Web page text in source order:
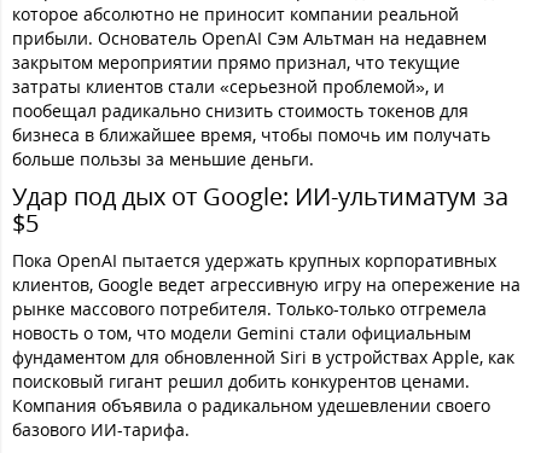
которое абсолютно не приносит компании реальной
прибыли. Основатель OpenAI Сэм Альтман на недавнем
закрытом мероприятии прямо признал, что текущие
затраты клиентов стали «серьезной проблемой», и
пообещал радикально снизить стоимость токенов для
бизнеса в ближайшее время, чтобы помочь им получать
больше пользы за меньшие деньги.
Удар под дых от Google: ИИ-ультиматум за
$5
Пока OpenAI пытается удержать крупных корпоративных
клиентов, Google ведет агрессивную игру на опережение на
рынке массового потребителя. Только-только отгремела
новость о том, что модели Gemini стали официальным
фундаментом для обновленной Siri в устройствах Apple, как
поисковый гигант решил добить конкурентов ценами.
Компания объявила о радикальном удешевлении своего
базового ИИ-тарифа.